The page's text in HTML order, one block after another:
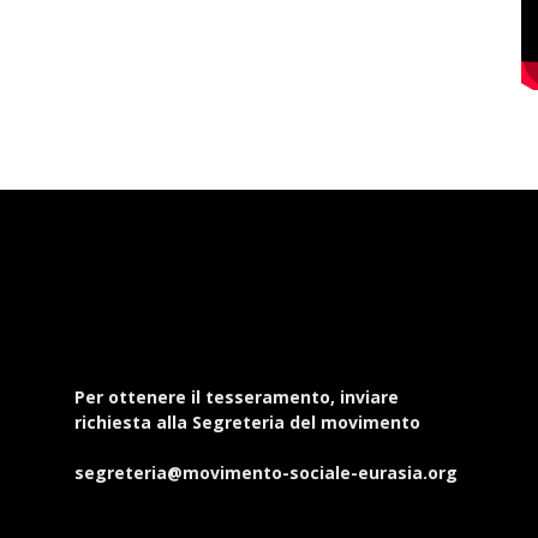
Per ottenere il tesseramento, inviare
richiesta alla Segreteria del movimento
segreteria@movimento-sociale-eurasia.org